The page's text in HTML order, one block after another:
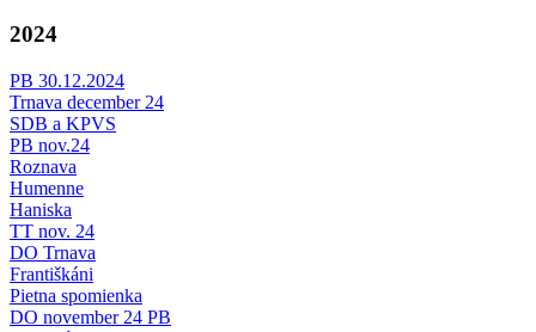
2024
PB 30.12.2024
Trnava december 24
SDB a KPVS
PB nov.24
Roznava
Humenne
Haniska
TT nov. 24
DO Trnava
Františkáni
Pietna spomienka
DO november 24 PB